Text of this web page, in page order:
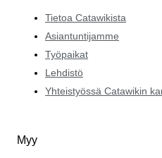
Tietoa Catawikista
Asiantuntijamme
Työpaikat
Lehdistö
Yhteistyössä Catawikin
Myy